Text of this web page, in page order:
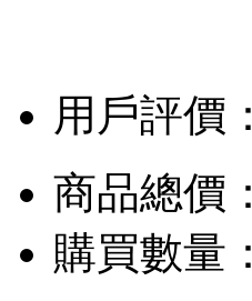
用戶評價：
商品總價：
購買數量：